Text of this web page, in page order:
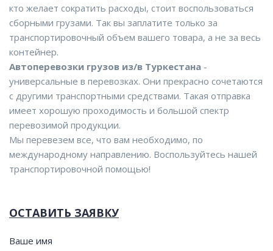
кто желает сократить расходы, стоит воспользоваться
сборными грузами. Так вы заплатите только за
транспортировочный объем вашего товара, а не за весь
контейнер.
Автоперевозки грузов из/в Туркестана -
универсальные в перевозках. Они прекрасно сочетаются
с другими транспортными средствами. Такая отправка
имеет хорошую проходимость и большой спектр
перевозимой продукции.
Мы перевезем все, что вам необходимо, по
международному направлению. Воспользуйтесь нашей
транспортировочной помощью!
ОСТАВИТЬ ЗАЯВКУ
Ваше имя